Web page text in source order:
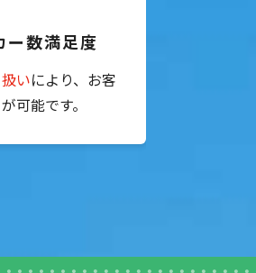
ー数満足度
いにより、お客
可能です。